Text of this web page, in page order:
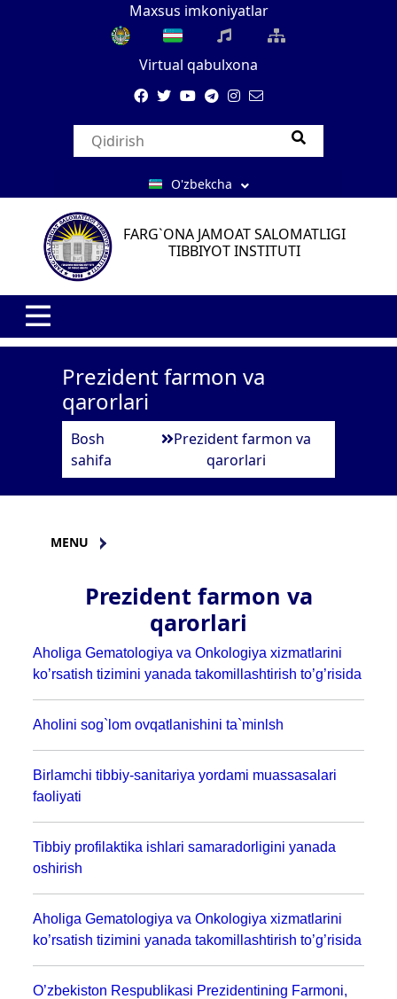
Maxsus imkoniyatlar
Virtual qabulxona
O'zbekcha
FARG`ONA JAMOAT SALOMATLIGI
TIBBIYOT INSTITUTI
Prezident farmon va
qarorlari
Bosh
sahifa
Prezident farmon va
qarorlari
MENU
Prezident farmon va
qarorlari
Aholiga Gematologiya va Onkologiya xizmatlarini
ko’rsatish tizimini yanada takomillashtirish to’g’risida
Аholini sog`lom ovqatlanishini ta`minlsh
Birlamchi tibbiy-sanitariya yordami muassasalari
faoliyati
Tibbiy profilaktika ishlari samaradorligini yanada
oshirish
Aholiga Gematologiya va Onkologiya xizmatlarini
ko’rsatish tizimini yanada takomillashtirish to’g’risida
O’zbekiston Respublikasi Prezidentining Farmoni,